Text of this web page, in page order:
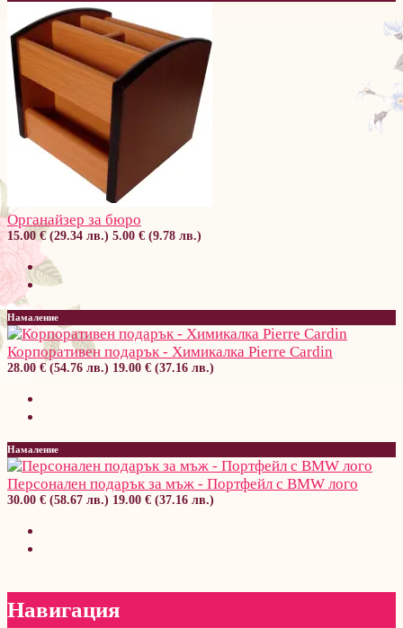
Органайзер за бюро
15.00 € (29.34 лв.) 5.00 € (9.78 лв.)
Намаление
Корпоративен подарък - Химикалка Pierre Cardin
28.00 € (54.76 лв.) 19.00 € (37.16 лв.)
Намаление
Персонален подарък за мъж - Портфейл с BMW лого
30.00 € (58.67 лв.) 19.00 € (37.16 лв.)
Навигация